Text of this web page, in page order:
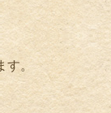
す。